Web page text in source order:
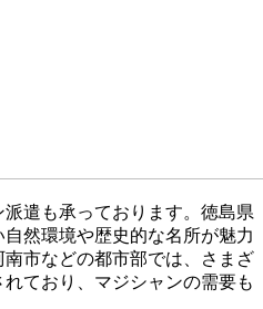
遣も承っております。徳島県
然環境や歴史的な名所が魅力
市などの都市部では、さまざ
ており、マジシャンの需要も